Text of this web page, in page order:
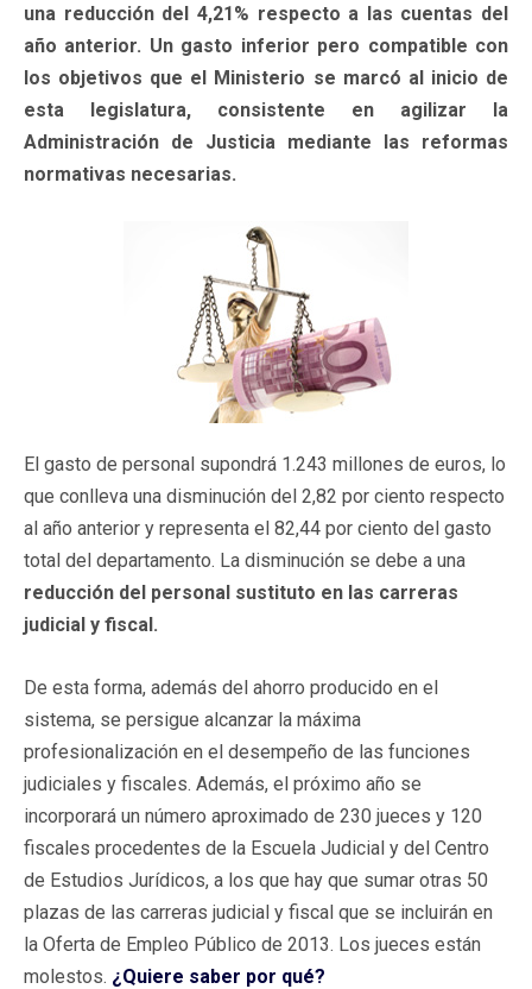
una reducción del 4,21% respecto a las cuentas del
año anterior. Un gasto inferior pero compatible con
los objetivos que el Ministerio se marcó al inicio de
esta legislatura, consistente en agilizar la
Administración de Justicia mediante las reformas
normativas necesarias.
El gasto de personal supondrá 1.243 millones de euros, lo
que conlleva una disminución del 2,82 por ciento respecto
al año anterior y representa el 82,44 por ciento del gasto
total del departamento. La disminución se debe a una
reducción del personal sustituto en las carreras
judicial y fiscal.
De esta forma, además del ahorro producido en el
sistema, se persigue alcanzar la máxima
profesionalización en el desempeño de las funciones
judiciales y fiscales. Además, el próximo año se
incorporará un número aproximado de 230 jueces y 120
fiscales procedentes de la Escuela Judicial y del Centro
de Estudios Jurídicos, a los que hay que sumar otras 50
plazas de las carreras judicial y fiscal que se incluirán en
la Oferta de Empleo Público de 2013. Los jueces están
molestos. ¿Quiere saber por qué?